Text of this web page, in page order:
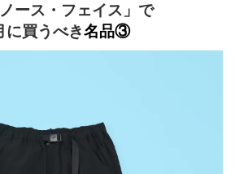
ノース・フェイス」で
に買うべき名品③